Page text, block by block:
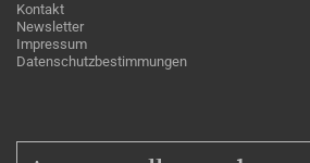
Kontakt
Newsletter
Impressum
Datenschutzbestimmungen